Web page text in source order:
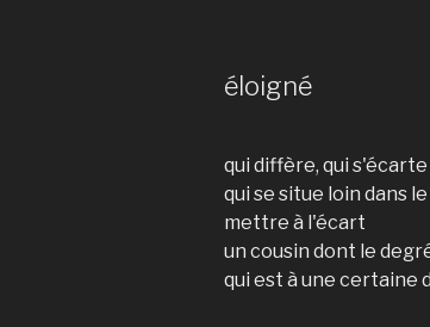
éloigné
qui diffère, qui
qui se situe loin dans
mettre à l'écart
un cousin dont le
qui est à une certaine